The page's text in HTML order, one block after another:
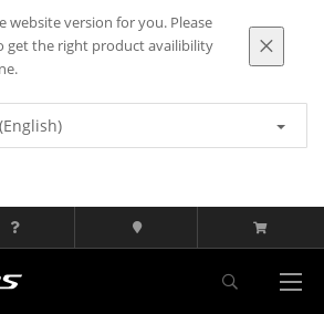
website version for you. Please
the right product availibility